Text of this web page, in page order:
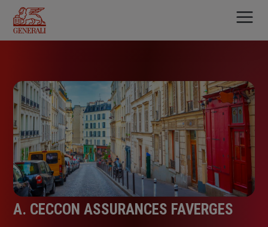
contenu
principal
A. CECCON ASSURANCES FAVERGES